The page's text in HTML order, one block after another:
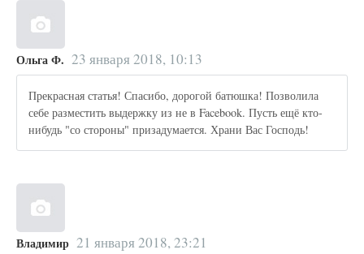
Ольга Ф. 23 января 2018, 10:13
Прекрасная статья! Спасибо, дорогой батюшка! Позволила
себе разместить выдержку из не в Facebook. Пусть ещё кто-
нибудь "со стороны" призадумается. Храни Вас Господь!
Владимир 21 января 2018, 23:21